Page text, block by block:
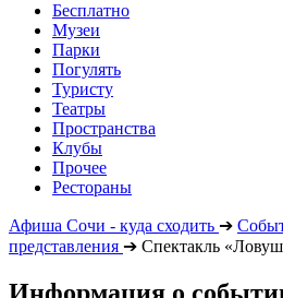
Бесплатно
Музеи
Парки
Погулять
Туристу
Театры
Пространства
Клубы
Прочее
Рестораны
Афиша Сочи - куда сходить ➔
представления ➔ Спектакль
Информация о